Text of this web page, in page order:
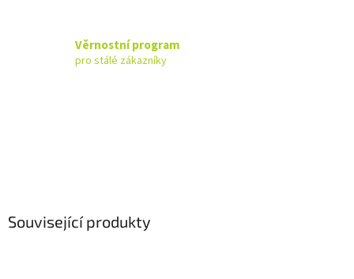
Věrnostní program
pro stálé zákazníky
Související produkty